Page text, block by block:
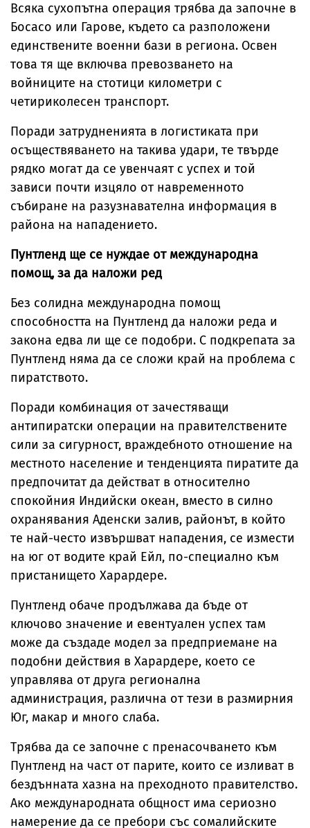
Всяка сухопътна операция трябва да започне в
Босасо или Гарове, където са разположени
единствените военни бази в региона. Освен
това тя ще включва превозването на
войниците на стотици километри с
четириколесен транспорт.
Поради затрудненията в логистиката при
осъществяването на такива удари, те твърде
рядко могат да се увенчаят с успех и той
зависи почти изцяло от навременното
събиране на разузнавателна информация в
района на нападението.
Пунтленд ще се нуждае от международна
помощ, за да наложи ред
Без солидна международна помощ
способността на Пунтленд да наложи реда и
закона едва ли ще се подобри. С подкрепата за
Пунтленд няма да се сложи край на проблема с
пиратството.
Поради комбинация от зачестяващи
антипиратски операции на правителствените
сили за сигурност, враждебното отношение на
местното население и тенденцията пиратите да
предпочитат да действат в относително
спокойния Индийски океан, вместо в силно
охранявания Аденски залив, районът, в който
те най-често извършват нападения, се измести
на юг от водите край Ейл, по-специално към
пристанището Харардере.
Пунтленд обаче продължава да бъде от
ключово значение и евентуален успех там
може да създаде модел за предприемане на
подобни действия в Харардере, което се
управлява от друга регионална
администрация, различна от тези в размирния
Юг, макар и много слаба.
Трябва да се започне с пренасочването към
Пунтленд на част от парите, които се изливат в
бездънната хазна на преходното правителство.
Ако международната общност има сериозно
намерение да се пребори със сомалийските